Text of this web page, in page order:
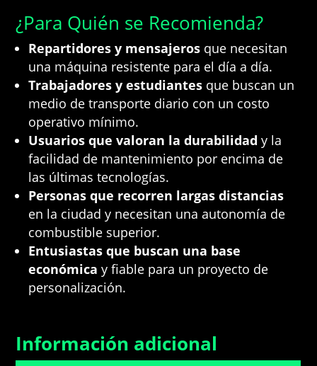
¿Para Quién se Recomienda?
Repartidores y mensajeros que necesitan
una máquina resistente para el día a día.
Trabajadores y estudiantes que buscan un
medio de transporte diario con un costo
operativo mínimo.
Usuarios que valoran la durabilidad y la
facilidad de mantenimiento por encima de
las últimas tecnologías.
Personas que recorren largas distancias
en la ciudad y necesitan una autonomía de
combustible superior.
Entusiastas que buscan una base
económica y fiable para un proyecto de
personalización.
Información adicional